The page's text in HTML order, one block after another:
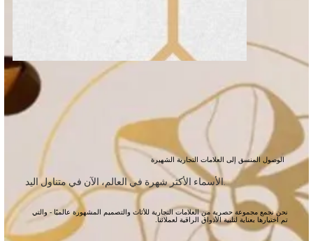
الوصول المنسق إلى العلامات التجارية الشهيرة
الأسماء الأكثر شهرة في العالم، الآن في متناول اليد.
نحن نجمع مجموعة حصرية من العلامات التجارية للأثاث والتصميم المشهورة عالميًا - والتي
تم اختيارها بعناية لتلبية الأذواق الراقية لعملائنا.